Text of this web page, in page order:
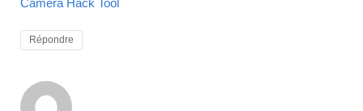
Répondre